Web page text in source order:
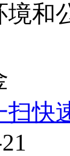
境和
扫快